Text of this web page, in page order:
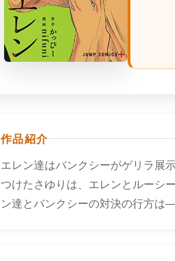
作品紹介
エレン達はバンクシーがゲリラ展
つけたさゆりは、エレンとルーシ
ン達とバンクシーの対決の行方